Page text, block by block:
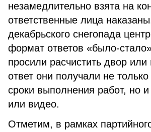
незамедлительно взята на
ответственные лица
декабрьского снегопада
формат ответов «было-
просили расчистить двор или
ответ они получали не
сроки выполнения работ, но
или видео.
Отметим, в рамках